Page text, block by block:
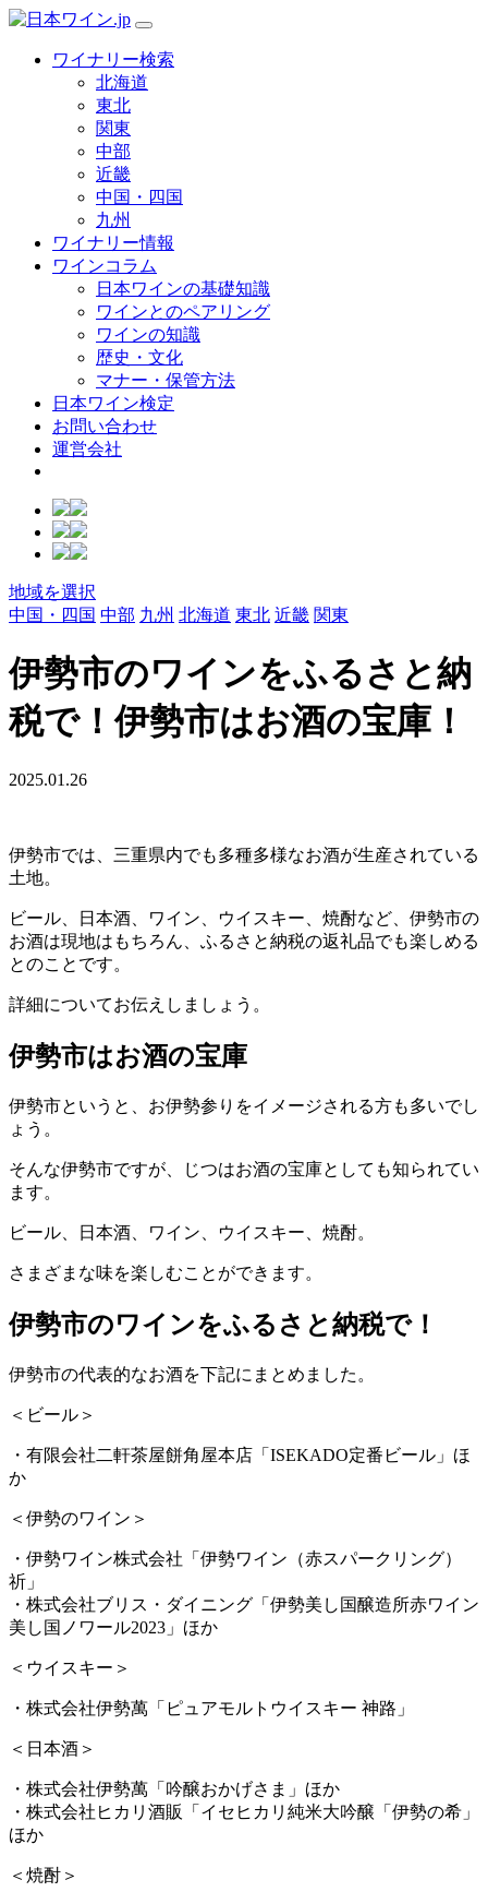
ワイナリー検索
北海道
東北
関東
中部
近畿
中国・四国
九州
ワイナリー情報
ワインコラム
日本ワインの基礎知識
ワインとのペアリング
ワインの知識
歴史・文化
マナー・保管方法
日本ワイン検定
お問い合わせ
運営会社
地域を選択
中国・四国 中部 九州 北海道 東北 近畿 関東
伊勢市のワインをふるさと納
税で！伊勢市はお酒の宝庫！
2025.01.26
伊勢市では、三重県内でも多種多様なお酒が生産されている
土地。
ビール、日本酒、ワイン、ウイスキー、焼酎など、伊勢市の
お酒は現地はもちろん、ふるさと納税の返礼品でも楽しめる
とのことです。
詳細についてお伝えしましょう。
伊勢市はお酒の宝庫
伊勢市というと、お伊勢参りをイメージされる方も多いでし
ょう。
そんな伊勢市ですが、じつはお酒の宝庫としても知られてい
ます。
ビール、日本酒、ワイン、ウイスキー、焼酎。
さまざまな味を楽しむことができます。
伊勢市のワインをふるさと納税で！
伊勢市の代表的なお酒を下記にまとめました。
＜ビール＞
・有限会社二軒茶屋餅角屋本店「ISEKADO定番ビール」ほ
か
＜伊勢のワイン＞
・伊勢ワイン株式会社「伊勢ワイン（赤スパークリング）
祈」
・株式会社ブリス・ダイニング「伊勢美し国醸造所赤ワイン
美し国ノワール2023」ほか
＜ウイスキー＞
・株式会社伊勢萬「ピュアモルトウイスキー 神路」
＜日本酒＞
・株式会社伊勢萬「吟醸おかげさま」ほか
・株式会社ヒカリ酒販「イセヒカリ純米大吟醸「伊勢の希」
ほか
＜焼酎＞